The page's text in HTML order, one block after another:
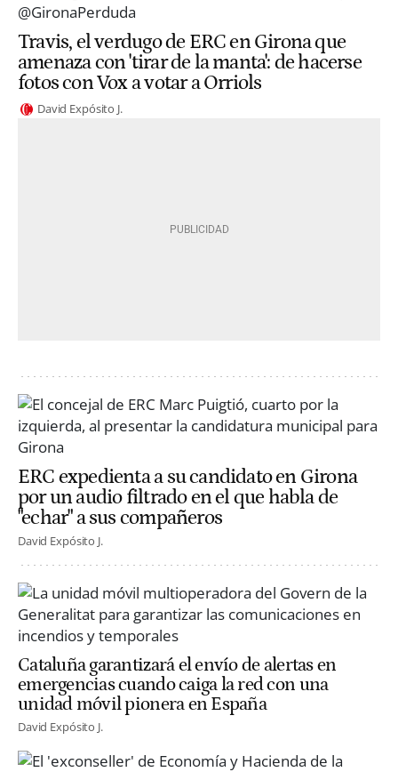
Travis, el verdugo de ERC en Girona que
amenaza con 'tirar de la manta': de hacerse
fotos con Vox a votar a Orriols
David Expósito J.
ERC expedienta a su candidato en Girona
por un audio filtrado en el que habla de
"echar" a sus compañeros
David Expósito J.
Cataluña garantizará el envío de alertas en
emergencias cuando caiga la red con una
unidad móvil pionera en España
David Expósito J.